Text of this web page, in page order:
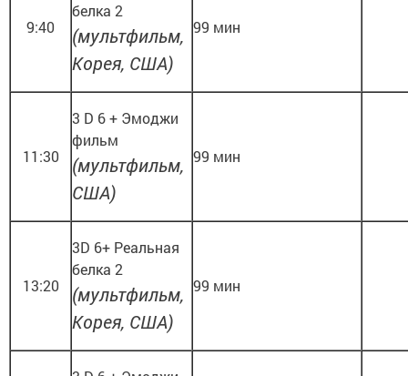
9:40
белка 2
(мультфильм,
Корея, США)
99 мин
11:30
3 D 6 + Эмоджи
фильм
(мультфильм,
США)
99 мин
13:20
3D 6+ Реальная
белка 2
(мультфильм,
Корея, США)
99 мин